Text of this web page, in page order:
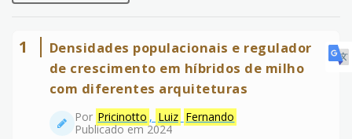
1
Densidades populacionais e regulador
de crescimento em híbridos de milho
com diferentes arquiteturas
Por Pricinotto , Luiz Fernando
Publicado em 2024